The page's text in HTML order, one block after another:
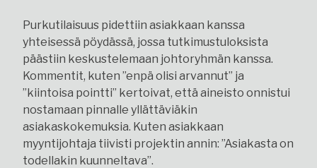
Purkutilaisuus pidettiin asiakkaan kanssa
yhteisessä pöydässä, jossa tutkimustuloksista
päästiin keskustelemaan johtoryhmän kanssa.
Kommentit, kuten ”enpä olisi arvannut” ja
”kiintoisa pointti” kertoivat, että aineisto onnistui
nostamaan pinnalle yllättäviäkin
asiakaskokemuksia. Kuten asiakkaan
myyntijohtaja tiivisti projektin annin: ”Asiakasta on
todellakin kuunneltava”.